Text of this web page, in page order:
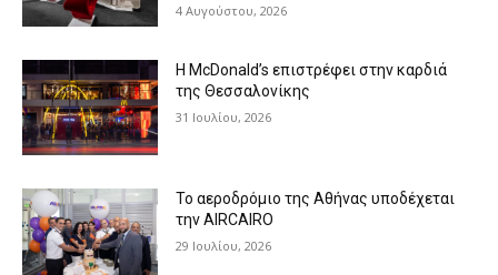
4 Αυγούστου, 2026
Η McDonald’s επιστρέφει στην καρδιά
της Θεσσαλονίκης
31 Ιουλίου, 2026
Το αεροδρόμιο της Αθήνας υποδέχεται
την AIRCAIRO
29 Ιουλίου, 2026